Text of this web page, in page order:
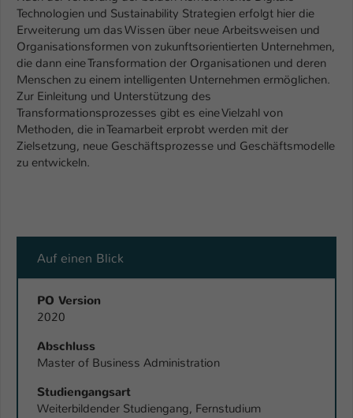
Technologien und Sustainability Strategien erfolgt hier die
Erweiterung um das Wissen über neue Arbeitsweisen und
Organisationsformen von zukunftsorientierten Unternehmen,
die dann eine Transformation der Organisationen und deren
Menschen zu einem intelligenten Unternehmen ermöglichen.
Zur Einleitung und Unterstützung des
Transformationsprozesses gibt es eine Vielzahl von
Methoden, die in Teamarbeit erprobt werden mit der
Zielsetzung, neue Geschäftsprozesse und Geschäftsmodelle
zu entwickeln.
Auf einen Blick
PO Version
2020
Abschluss
Master of Business Administration
Studiengangsart
Weiterbildender Studiengang, Fernstudium